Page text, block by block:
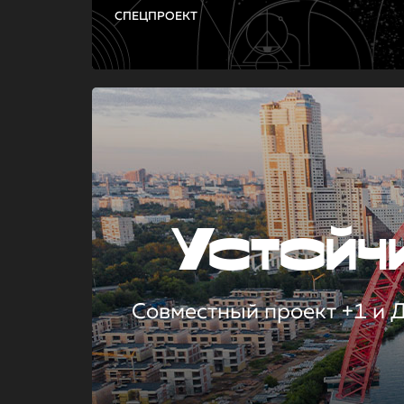
СПЕЦПРОЕКТ
Совместный проект +1 и